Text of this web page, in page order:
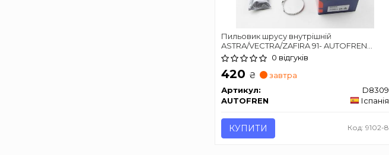
Пильовик шрусу внутрішній
ASTRA/VECTRA/ZAFIRA 91- AUTOFREN
SEINSA D83090 відгуків
420 ₴
завтра
Артикул:
D8309
AUTOFREN
Іспанія
КУПИТИ Код: 9102-8